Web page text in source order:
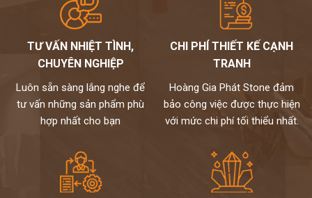
TƯ VẤN NHIỆT TÌNH,
CHUYÊN NGHIỆP
Luôn sẵn sàng lắng nghe để
tư vấn những sản phẩm phù
hợp nhất cho bạn
CHI PHÍ THIẾT KẾ CẠNH
TRANH
Hoàng Gia Phát Stone đảm
bảo công việc được thực hiện
với mức chi phí tối thiểu nhất.